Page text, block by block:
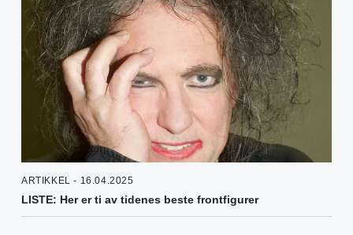
ARTIKKEL - 16.04.2025
LISTE: Her er ti av tidenes beste frontfigurer